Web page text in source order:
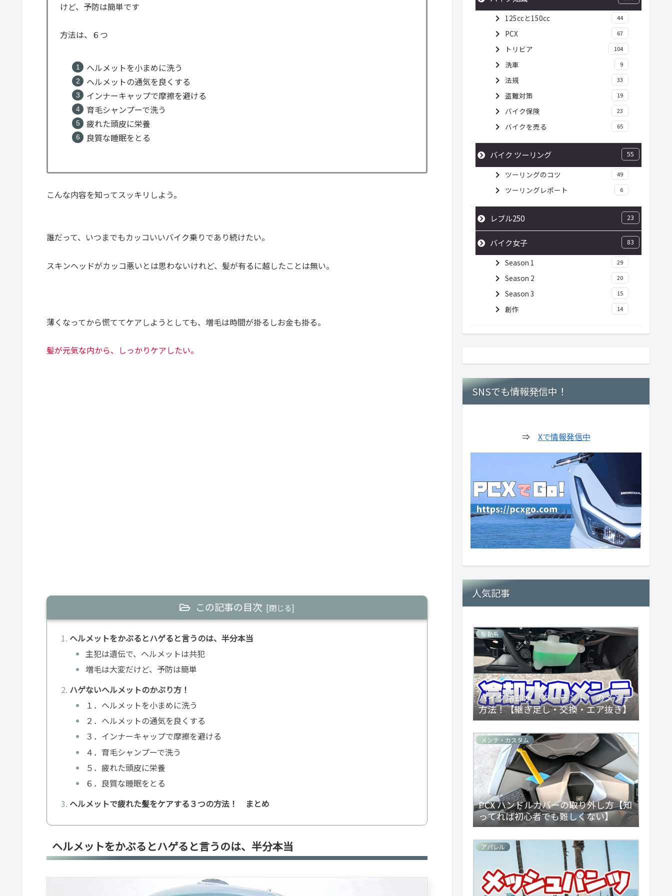
けど、予防は簡単です
方法は、６つ
ヘルメットを小まめに洗う
ヘルメットの通気を良くする
インナーキャップで摩擦を避ける
育毛シャンプーで洗う
疲れた頭皮に栄養
良質な睡眠をとる
こんな内容を知ってスッキリしよう。
誰だって、いつまでもカッコいいバイク乗りであり続けたい。
スキンヘッドがカッコ悪いとは思わないけれど、髪が有るに越したことは無い。
薄くなってから慌ててケアしようとしても、増毛は時間が掛るしお金も掛る。
髪が元気な内から、しっかりケアしたい。
この記事の目次
ヘルメットをかぶるとハゲると言うのは、半分本当
主犯は遺伝で、ヘルメットは共犯
増毛は大変だけど、予防は簡単
ハゲないヘルメットのかぶり方！
１．ヘルメットを小まめに洗う
２．ヘルメットの通気を良くする
３．インナーキャップで摩擦を避ける
４．育毛シャンプーで洗う
５．疲れた頭皮に栄養
６．良質な睡眠をとる
ヘルメットで疲れた髪をケアする３つの方法！ まとめ
ヘルメットをかぶるとハゲると言うのは、半分本当
125ccと150cc 44
PCX 67
トリビア 104
洗車 9
法規 33
盗難対策 19
バイク保険 23
バイクを売る 65
バイク ツーリング 55
ツーリングのコツ 49
ツーリングレポート 6
レブル250 23
バイク女子 83
Season 1 29
Season 2 20
Season 3 15
創作 14
SNSでも情報発信中！
⇒ Xで情報発信中
人気記事
駆動系
バイク冷却水（クーラント）のメンテ
方法！【継ぎ足し・交換・エア抜き】
メンテ・カスタム
PCX ハンドルカバーの取り外し方【知
ってれば初心者でも難しくない】
アパレル